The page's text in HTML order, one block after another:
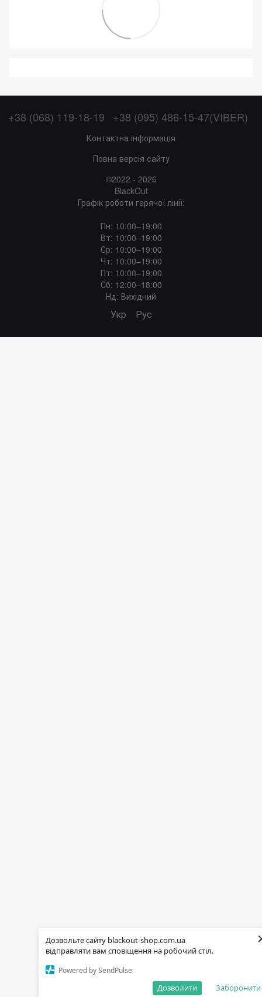
Дозвольте сайту blackout-shop.com.ua
відправляти вам сповіщення на робочий стіл.
Powered by SendPulse
Заборонити
Дозволити
+38 (068) 119-18-19 +38 (095) 486-15-47(VIBER)
Контактна інформація
Повна версія сайту
©2022 - 2026
BlackOut
Графік роботи гарячої лінії:
Пн: 10:00–19:00
Вт: 10:00–19:00
Ср: 10:00–19:00
Чт: 10:00–19:00
Пт: 10:00–19:00
Сб: 12:00–18:00
Нд: Вихідний
Укр Рус